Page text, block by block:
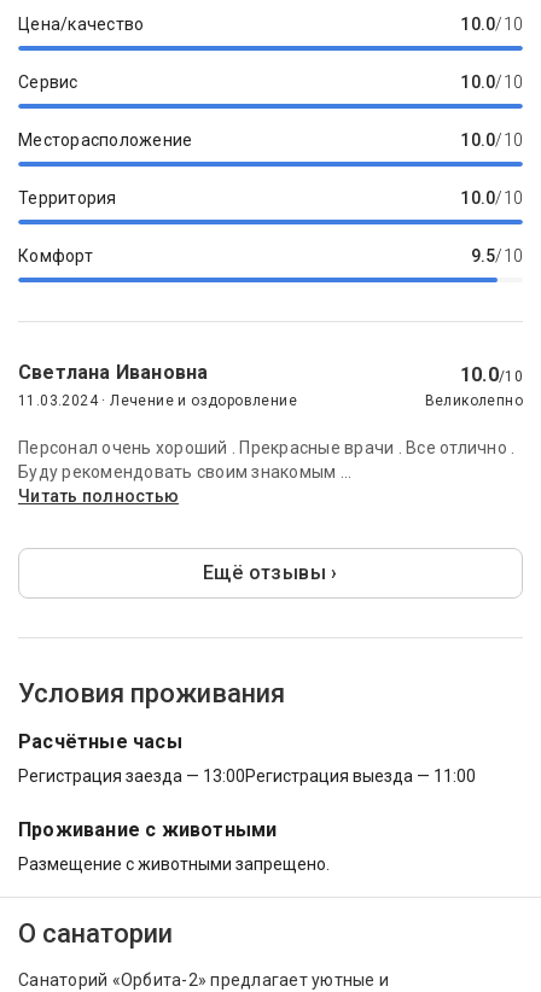
Цена/качество 10.0/10
Сервис 10.0/10
Месторасположение 10.0/10
Территория 10.0/10
Комфорт 9.5/10
Светлана Ивановна 10.0/10
11.03.2024 · Лечение и оздоровление
Великолепно
Персонал очень хороший . Прекрасные врачи . Все отлично .
Буду рекомендовать своим знакомым ...
Читать полностью
Ещё отзывы ›
Условия проживания
Расчётные часы
Регистрация заезда — 13:00Регистрация выезда — 11:00
Проживание с животными
Размещение с животными запрещено.
О санатории
Санаторий «Орбита-2» предлагает уютные и